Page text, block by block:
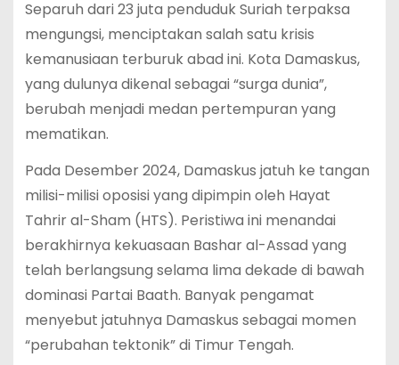
Separuh dari 23 juta penduduk Suriah terpaksa
mengungsi, menciptakan salah satu krisis
kemanusiaan terburuk abad ini. Kota Damaskus,
yang dulunya dikenal sebagai “surga dunia”,
berubah menjadi medan pertempuran yang
mematikan.
Pada Desember 2024, Damaskus jatuh ke tangan
milisi-milisi oposisi yang dipimpin oleh Hayat
Tahrir al-Sham (HTS). Peristiwa ini menandai
berakhirnya kekuasaan Bashar al-Assad yang
telah berlangsung selama lima dekade di bawah
dominasi Partai Baath. Banyak pengamat
menyebut jatuhnya Damaskus sebagai momen
“perubahan tektonik” di Timur Tengah.